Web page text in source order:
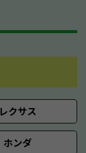
レクサス
ホンダ